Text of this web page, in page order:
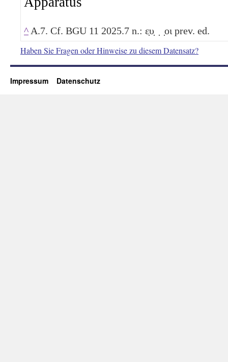
^ A.7. Cf. BGU 11 2025.7 n.: ε̣υ̣ ̣ ̣οι prev. ed.
Haben Sie Fragen oder Hinweise zu diesem Datensatz?
Impressum Datenschutz